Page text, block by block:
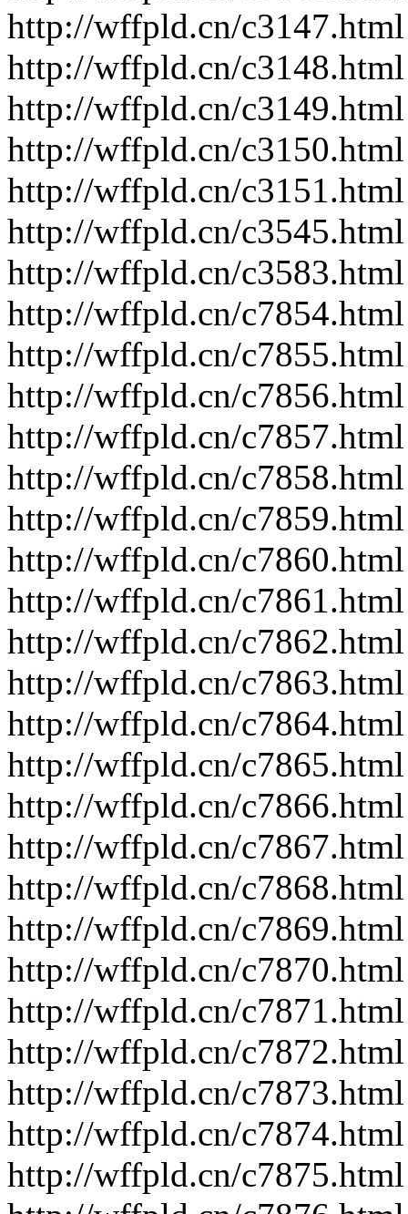
http://wffpld.cn/c3147.html
http://wffpld.cn/c3148.html
http://wffpld.cn/c3149.html
http://wffpld.cn/c3150.html
http://wffpld.cn/c3151.html
http://wffpld.cn/c3545.html
http://wffpld.cn/c3583.html
http://wffpld.cn/c7854.html
http://wffpld.cn/c7855.html
http://wffpld.cn/c7856.html
http://wffpld.cn/c7857.html
http://wffpld.cn/c7858.html
http://wffpld.cn/c7859.html
http://wffpld.cn/c7860.html
http://wffpld.cn/c7861.html
http://wffpld.cn/c7862.html
http://wffpld.cn/c7863.html
http://wffpld.cn/c7864.html
http://wffpld.cn/c7865.html
http://wffpld.cn/c7866.html
http://wffpld.cn/c7867.html
http://wffpld.cn/c7868.html
http://wffpld.cn/c7869.html
http://wffpld.cn/c7870.html
http://wffpld.cn/c7871.html
http://wffpld.cn/c7872.html
http://wffpld.cn/c7873.html
http://wffpld.cn/c7874.html
http://wffpld.cn/c7875.html